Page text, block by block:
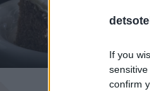
If you
confirm